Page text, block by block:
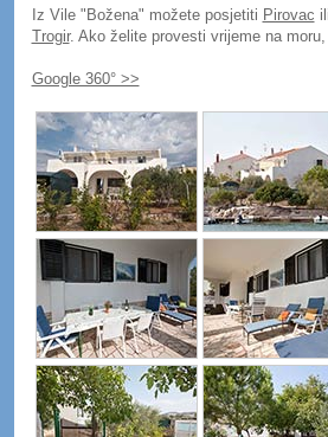
Iz Vile "Božena" možete posjetiti Pirovac
Trogir. Ako želite provesti vrijeme na
Google 360° >>